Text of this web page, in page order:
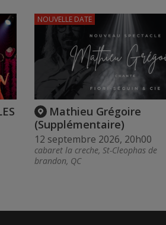
Mathieu Grégoire
(Supplémentaire)
12 septembre 2026, 20h00
cabaret la creche, St-Cleophas de
brandon, QC
NOUVELLE DATE